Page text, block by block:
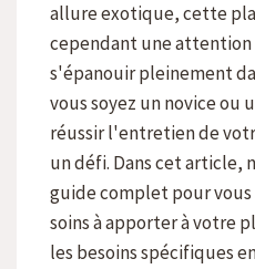
allure exotique, cette
cependant une
s'épanouir pleinement
vous soyez un novice ou
réussir l'entretien de
un défi. Dans cet article,
guide complet pour vous
soins à apporter à votre
les besoins spécifiques